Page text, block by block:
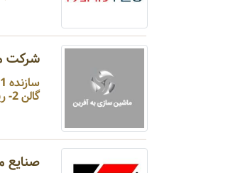
شرکت
گالن 2- ریبون بلندر صنعتی 3- شرینک پک تونلی 4- میز ترافیک دوار 5- ماشین آلات خشک کن 6- آسیاب ...
صنایع